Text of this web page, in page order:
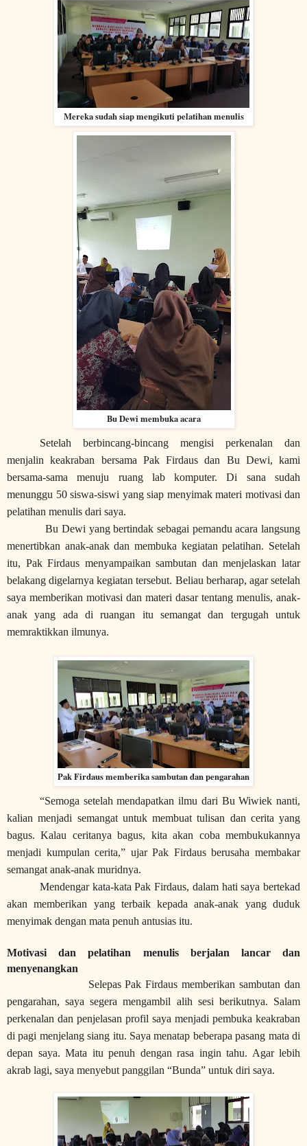
Mereka sudah siap mengikuti pelatihan menulis
Bu Dewi membuka acara
Setelah berbincang-bincang mengisi perkenalan dan
menjalin keakraban bersama Pak Firdaus dan Bu Dewi, kami
bersama-sama menuju ruang lab komputer. Di sana sudah
menunggu 50 siswa-siswi yang siap menyimak materi motivasi dan
pelatihan menulis dari saya.
Bu Dewi yang bertindak sebagai pemandu acara langsung
menertibkan anak-anak dan membuka kegiatan pelatihan. Setelah
itu, Pak Firdaus menyampaikan sambutan dan menjelaskan latar
belakang digelarnya kegiatan tersebut. Beliau berharap, agar setelah
saya memberikan motivasi dan materi dasar tentang menulis, anak-
anak yang ada di ruangan itu semangat dan tergugah untuk
memraktikkan ilmunya.
Pak Firdaus memberika sambutan dan pengarahan
“Semoga setelah mendapatkan ilmu dari Bu Wiwiek nanti,
kalian menjadi semangat untuk membuat tulisan dan cerita yang
bagus. Kalau ceritanya bagus, kita akan coba membukukannya
menjadi kumpulan cerita,” ujar Pak Firdaus berusaha membakar
semangat anak-anak muridnya.
Mendengar kata-kata Pak Firdaus, dalam hati saya bertekad
akan memberikan yang terbaik kepada anak-anak yang duduk
menyimak dengan mata penuh antusias itu.
Motivasi dan pelatihan menulis berjalan lancar dan
menyenangkan
Selepas Pak Firdaus memberikan sambutan dan
pengarahan, saya segera mengambil alih sesi berikutnya. Salam
perkenalan dan penjelasan profil saya menjadi pembuka keakraban
di pagi menjelang siang itu. Saya menatap beberapa pasang mata di
depan saya. Mata itu penuh dengan rasa ingin tahu. Agar lebih
akrab lagi, saya menyebut panggilan “Bunda” untuk diri saya.